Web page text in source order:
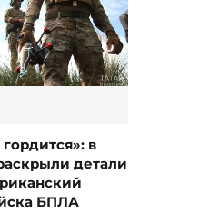
в
детали
БПЛА